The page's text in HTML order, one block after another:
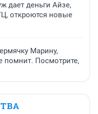
дает деньги Айзе,
откроются новые
Марину,
помнит. Посмотрите,